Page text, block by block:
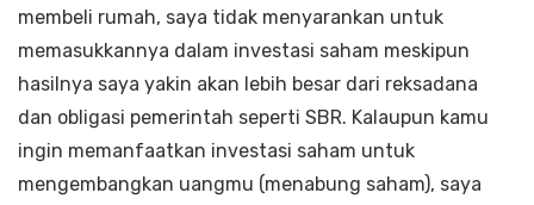
membeli rumah, saya tidak menyarankan untuk
memasukkannya dalam investasi saham meskipun
hasilnya saya yakin akan lebih besar dari reksadana
dan obligasi pemerintah seperti SBR. Kalaupun kamu
ingin memanfaatkan investasi saham untuk
mengembangkan uangmu (menabung saham), saya